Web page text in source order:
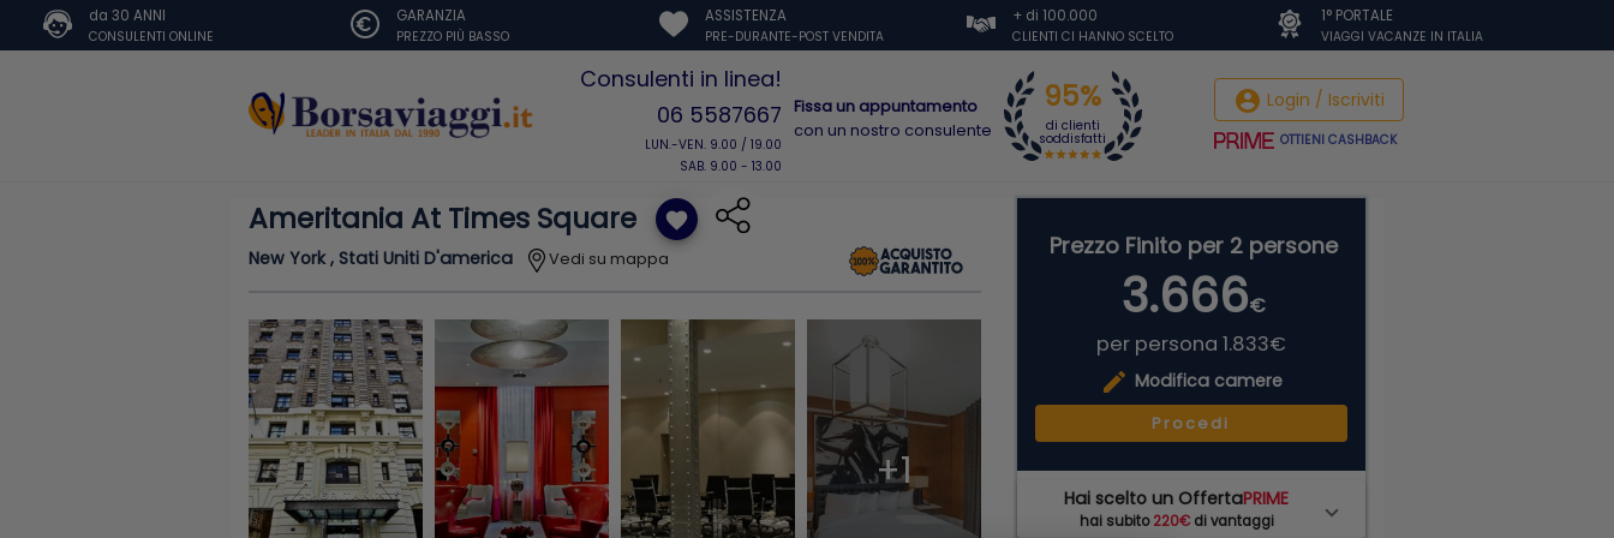
da 30 ANNI
CONSULENTI ONLINE
GARANZIA
PREZZO PIÙ BASSO
ASSISTENZA
PRE-DURANTE-POST VENDITA
+ di 100.000
CLIENTI CI HANNO SCELTO
1° PORTALE
VIAGGI VACANZE IN ITALIA
Consulenti in linea!
06 5587667
LUN.-VEN. 9.00 / 19.00
SAB. 9.00 - 13.00
Fissa un appuntamento
con un nostro consulente
account_circle Login / Iscriviti
OTTIENI CASHBACK
95%
di clienti
soddisfatti
Ameritania At Times Square favorite
New York , Stati Uniti D'america Vedi su mappa
+1
Prezzo Finito per 2 persone
3.666€
per persona 1.833€
edit Modifica camere
Procedi
Hai scelto un OffertaPRIME
hai subito220€di vantaggi